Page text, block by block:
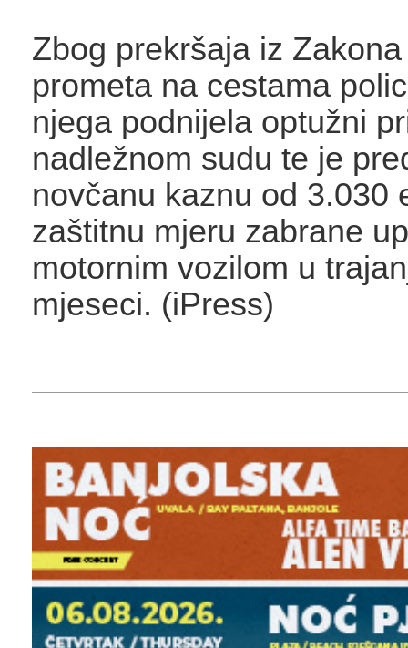
Zbog prekršaja iz
prometa na cestama
njega podnijela optužni
nadležnom sudu te je
novčanu kaznu od 3.030
zaštitnu mjeru zabrane
motornim vozilom u
mjeseci. (iPress)